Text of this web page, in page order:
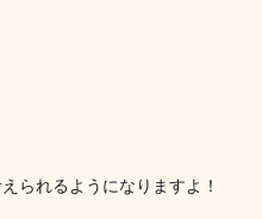
られるようになりますよ！